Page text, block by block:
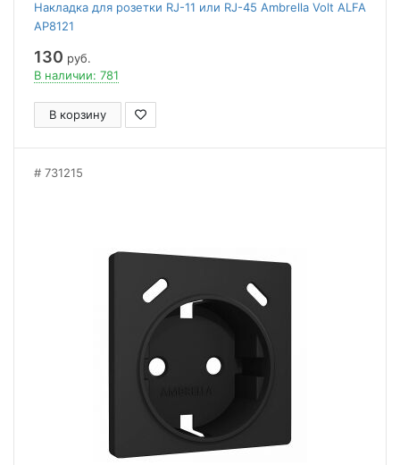
Накладка для розетки RJ-11 или RJ-45 Ambrella Volt ALFA
AP8121
130 руб.
В наличии: 781
В корзину
731215